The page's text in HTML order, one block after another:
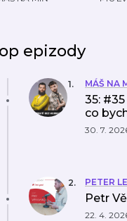
epizody
1. MÁŠ NA
35:
co
30. 7.
2. PETER
Petr
22. 4.